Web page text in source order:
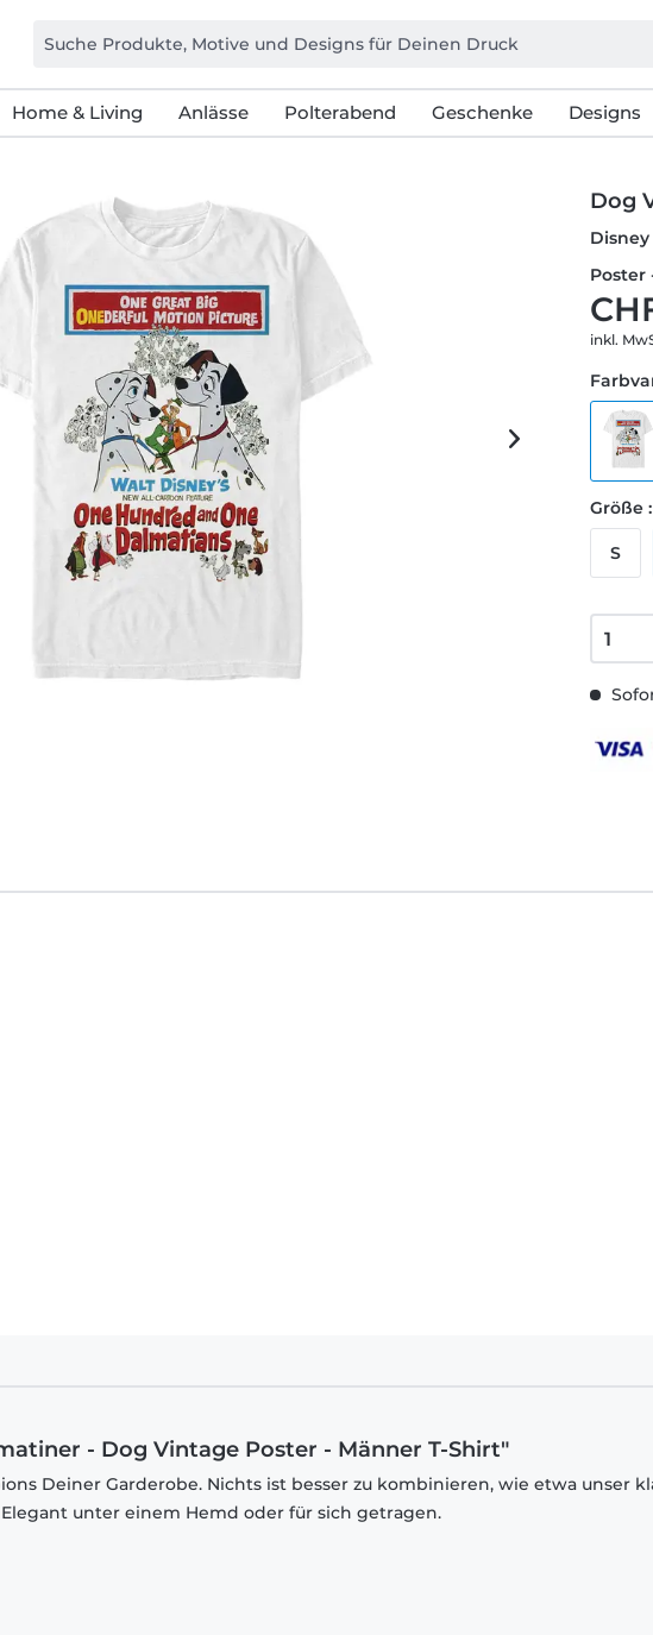
Home & Living Anlässe Polterabend Geschenke Designs
Dog
Poster
inkl.
Größe
S
- Dog Vintage Poster - Männer T-Shirt"
Deiner Garderobe. Nichts ist besser zu kombinieren, wie etwa unser
unter einem Hemd oder für sich getragen.